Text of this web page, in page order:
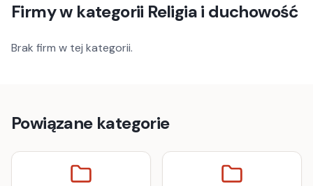
Firmy w kategorii Religia i duchowość
Brak firm w tej kategorii.
Powiązane kategorie